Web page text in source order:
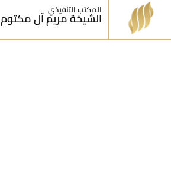
المكتب التنفيذي
الشيخة مريم آل مكتوم